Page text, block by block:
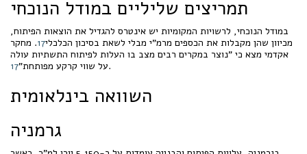
תמריצים שליליים במודל הנוכחי
במודל הנוכחי, לרשויות המקומיות יש אינטרס להגדיל את הוצאות הפיתוח,
מכיוון שהן מקבלות את הכספים מרמ"י מבלי לשאת בסיכון הכלכלי17. מחקר
אקדמי מצא כי "נוצר במקרים רבים מצב בו העלות לפיתוח התשתיות עולה
על שווי קרקע מפותחת"17 .
השוואה בינלאומית
גרמניה